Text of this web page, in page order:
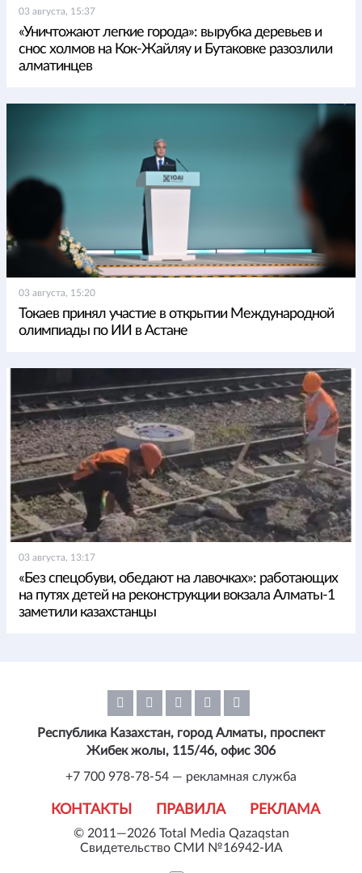
03 августа, 15:37
«Уничтожают легкие города»: вырубка деревьев и
снос холмов на Кок-Жайляу и Бутаковке разозлили
алматинцев
03 августа, 15:20
Токаев принял участие в открытии Международной
олимпиады по ИИ в Астане
03 августа, 13:17
«Без спецобуви, обедают на лавочках»: работающих
на путях детей на реконструкции вокзала Алматы-1
заметили казахстанцы
© 2011—2026 Total Media Qazaqstan
Свидетельство СМИ №16942-ИА
КОНТАКТЫ ПРАВИЛА РЕКЛАМА
Республика Казахстан, город Алматы, проспект
Жибек жолы, 115/46, офис 306
+7 700 978-78-54 — рекламная служба